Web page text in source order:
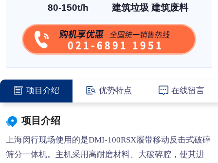
80-150t/h 建筑垃圾 建筑废料
项目介绍 优势特点 在线留言
项目介绍
上海闵行现场使用的是DMI-100RSX履带移动反击式破碎
筛分一体机。主机采用高耐磨材料、大破碎腔，使其进